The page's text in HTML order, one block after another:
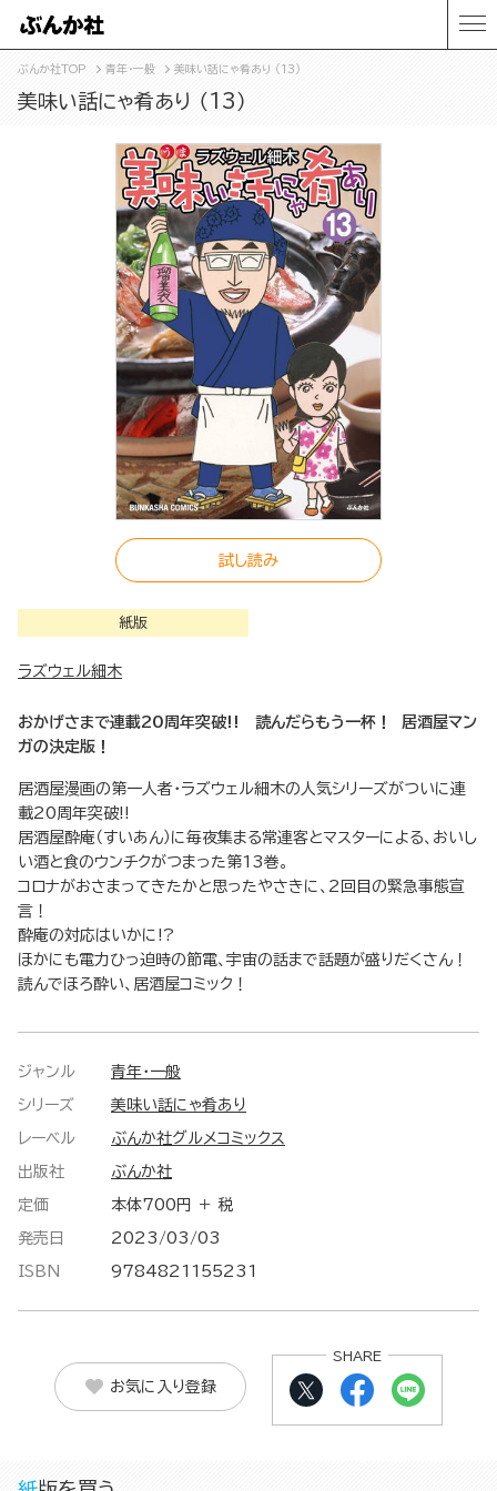
ぶんか社TOP 青年・一般 美味い話にゃ肴あり （13）
美味い話にゃ肴あり （13）
試し読み
紙版
ラズウェル細木
おかげさまで連載20周年突破!! 読んだらもう一杯！ 居酒屋マン
ガの決定版！
居酒屋漫画の第一人者・ラズウェル細木の人気シリーズがついに連
載20周年突破!!
居酒屋酔庵（すいあん）に毎夜集まる常連客とマスターによる、おいし
い酒と食のウンチクがつまった第13巻。
コロナがおさまってきたかと思ったやさきに、2回目の緊急事態宣
言！
酔庵の対応はいかに!?
ほかにも電力ひっ迫時の節電、宇宙の話まで話題が盛りだくさん！
読んでほろ酔い、居酒屋コミック！
ジャンル 青年・一般
シリーズ 美味い話にゃ肴あり
レーベル ぶんか社グルメコミックス
出版社 ぶんか社
定価 本体700円 ＋ 税
発売日 2023/03/03
ISBN 9784821155231
お気に入り登録
SHARE